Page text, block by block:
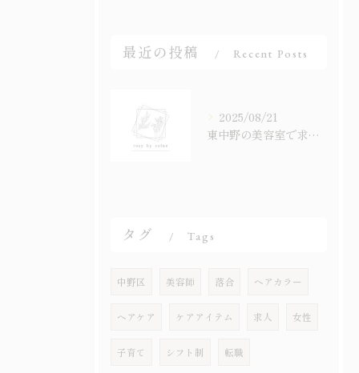
最近の投稿 Recent Posts
2025/08/21
東中野の美容室で求人を探している方はrosy by value
タグ Tags
中野区 美容師 落合 ヘアカラー
ヘアケア ケアアイテム 求人 女性
子育て シフト制 転職